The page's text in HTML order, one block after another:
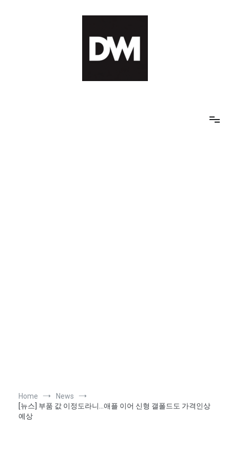
Home
News
[뉴스] 부품 값 이정도라니…애플 이어 신형 갤폴드도 가격인상
예상